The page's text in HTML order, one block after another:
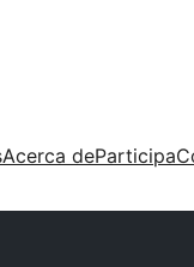
Acerca deParticipa